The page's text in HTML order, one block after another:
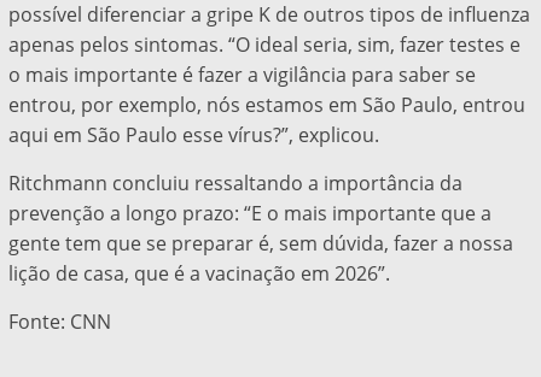
possível diferenciar a gripe K de outros tipos de influenza
apenas pelos sintomas. “O ideal seria, sim, fazer testes e
o mais importante é fazer a vigilância para saber se
entrou, por exemplo, nós estamos em São Paulo, entrou
aqui em São Paulo esse vírus?”, explicou.
Ritchmann concluiu ressaltando a importância da
prevenção a longo prazo: “E o mais importante que a
gente tem que se preparar é, sem dúvida, fazer a nossa
lição de casa, que é a vacinação em 2026”.
Fonte: CNN